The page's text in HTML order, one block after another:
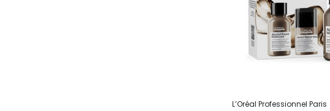
L’Oréal Professionnel Paris